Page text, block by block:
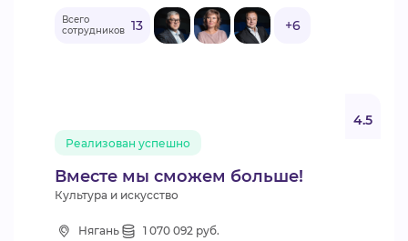
Всего
сотрудников 13 +6
Вместе мы сможем больше!
Реализован успешно
4.5
Культура и искусство
Нягань
1 070 092 руб.